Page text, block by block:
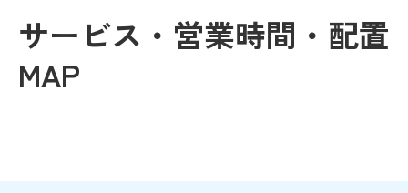
サービス・営業時間・配置
MAP